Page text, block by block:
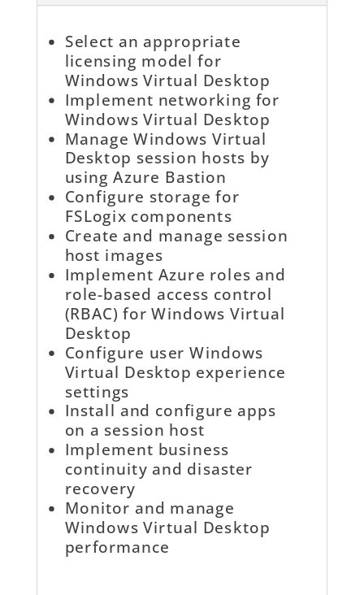
Select an appropriate
licensing model for
Windows Virtual Desktop
Implement networking for
Windows Virtual Desktop
Manage Windows Virtual
Desktop session hosts by
using Azure Bastion
Configure storage for
FSLogix components
Create and manage session
host images
Implement Azure roles and
role-based access control
(RBAC) for Windows Virtual
Desktop
Configure user Windows
Virtual Desktop experience
settings
Install and configure apps
on a session host
Implement business
continuity and disaster
recovery
Monitor and manage
Windows Virtual Desktop
performance